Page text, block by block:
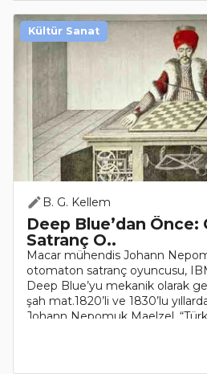
B. G. Kellem
Deep Blue’dan
Satranç O..
Macar mühendis Johann
otomaton satranç oyuncusu,
Deep Blue’yu mekanik olarak
şah mat.1820’li ve 1830’lu
Johann Nepomuk Maelzel,
Kültür Sanat